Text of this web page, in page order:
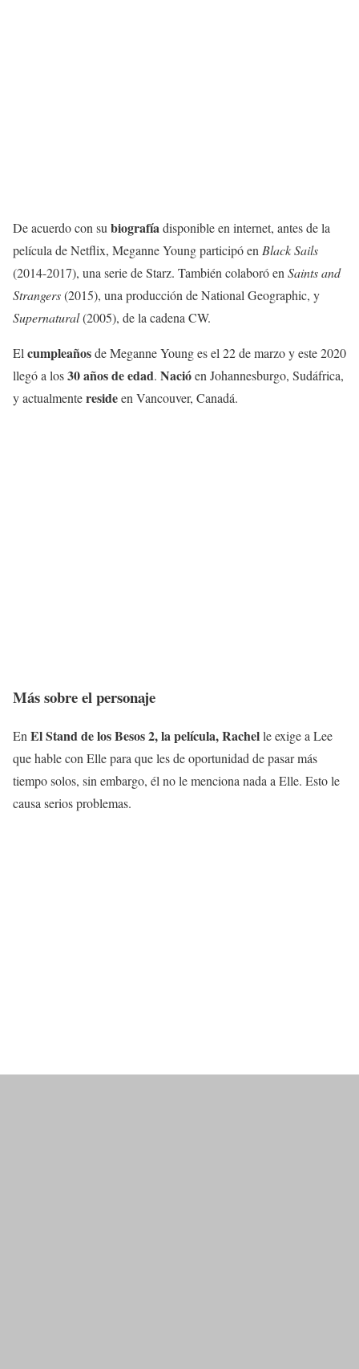
De acuerdo con su biografíadisponible en internet, antes de la
película de Netflix, Meganne Young participó en Black Sails
(2014-2017), una serie de Starz. También colaboró en Saints and
Strangers(2015), una producción de National Geographic, y
Supernatural(2005), de la cadena CW.
El cumpleañosde Meganne Young es el 22 de marzo y este 2020
llegó a los30 años de edad. Nacióen Johannesburgo, Sudáfrica,
y actualmenteresideen Vancouver, Canadá.
Más sobre el personaje
EnEl Stand de los Besos 2, la película, Rachelle exige a Lee
que hable con Elle para que les de oportunidad de pasar más
tiempo solos, sin embargo, él no le menciona nada a Elle. Esto le
causa serios problemas.